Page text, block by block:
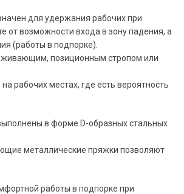
для удержания рабочих при
от возможности входа в зону падения, а
(работы в подпорке).
позиционным стропом или
рабочих местах, где есть вероятность
в форме D-образных стальных
металлические пряжки позволяют
работы в подпорке при